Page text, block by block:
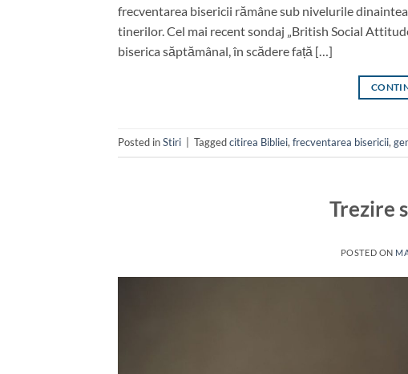
frecventarea bisericii rămâne sub nivelurile
tinerilor. Cel mai recent sondaj „British Social
biserica săptămânal, în scădere față […]
Posted inStiri Taggedcitirea Bibliei,frecventarea bisericii,
Trezire
POSTED ON